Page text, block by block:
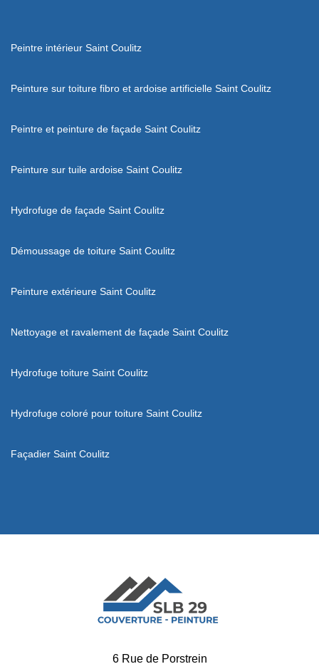
Peintre intérieur Saint Coulitz
Peinture sur toiture fibro et ardoise artificielle Saint Coulitz
Peintre et peinture de façade Saint Coulitz
Peinture sur tuile ardoise Saint Coulitz
Hydrofuge de façade Saint Coulitz
Démoussage de toiture Saint Coulitz
Peinture extérieure Saint Coulitz
Nettoyage et ravalement de façade Saint Coulitz
Hydrofuge toiture Saint Coulitz
Hydrofuge coloré pour toiture Saint Coulitz
Façadier Saint Coulitz
6 Rue de Porstrein